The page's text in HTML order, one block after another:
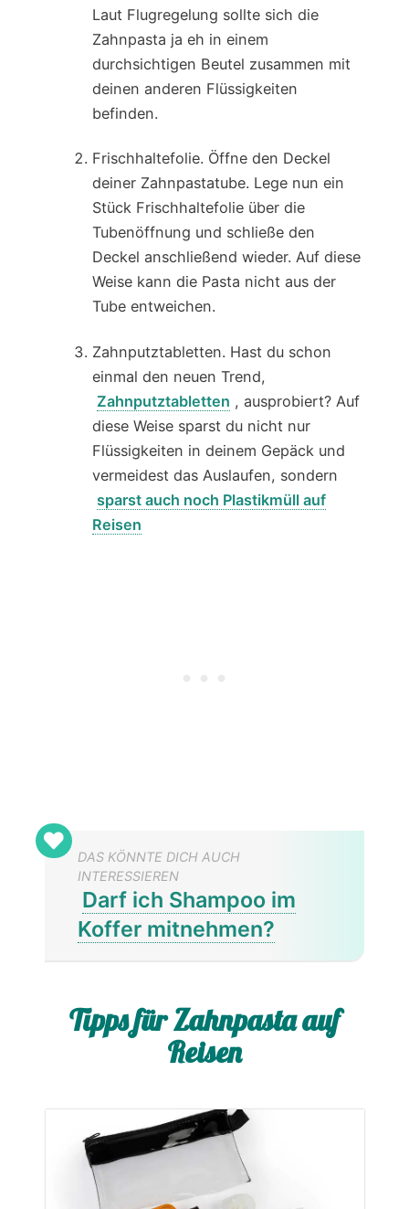
Laut Flugregelung sollte sich die
Zahnpasta ja eh in einem
durchsichtigen Beutel zusammen mit
deinen anderen Flüssigkeiten
befinden.
Frischhaltefolie. Öffne den Deckel
deiner Zahnpastatube. Lege nun ein
Stück Frischhaltefolie über die
Tubenöffnung und schließe den
Deckel anschließend wieder. Auf diese
Weise kann die Pasta nicht aus der
Tube entweichen.
Zahnputztabletten. Hast du schon
einmal den neuen Trend,
Zahnputztabletten , ausprobiert? Auf
diese Weise sparst du nicht nur
Flüssigkeiten in deinem Gepäck und
vermeidest das Auslaufen, sondern
sparst auch noch Plastikmüll auf
Reisen
DAS KÖNNTE DICH AUCH
INTERESSIEREN
Darf ich Shampoo im
Koffer mitnehmen?
Tipps für Zahnpasta auf
Reisen